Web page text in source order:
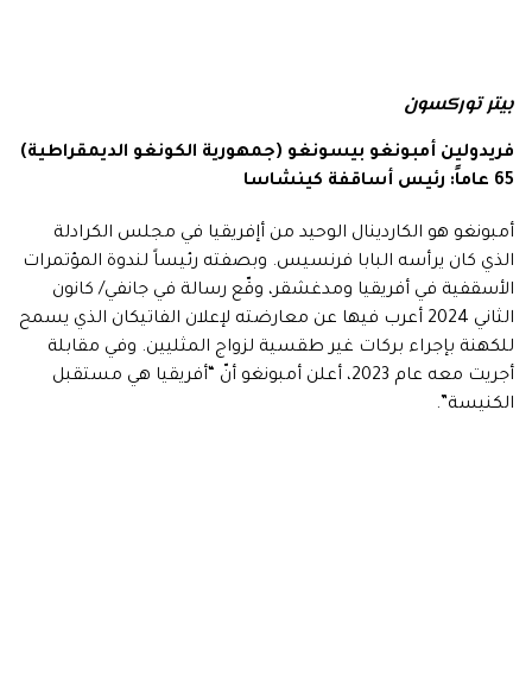
بيتر توركسون
فريدولين أمبونغو بيسونغو (جمهورية الكونغو الديمقراطية)
65 عاماً: رئيس أساقفة كينشاسا
أمبونغو هو الكاردينال الوحيد من أإفريقيا في مجلس الكرادلة
الذي كان يرأسه البابا فرنسيس. وبصفته رئيساً لندوة المؤتمرات
الأسقفية في أفريقيا ومدغشقر، وقّع رسالة في جانفي/ كانون
الثاني 2024 أعرب فيها عن معارضته لإعلان الفاتيكان الذي يسمح
للكهنة بإجراء بركات غير طقسية لزواج المثليين. وفي مقابلة
أجريت معه عام 2023، أعلن أمبونغو أنّ “أفريقيا هي مستقبل
الكنيسة”.